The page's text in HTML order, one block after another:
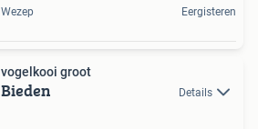
Wezep Eergisteren
vogelkooi groot
Bieden Details